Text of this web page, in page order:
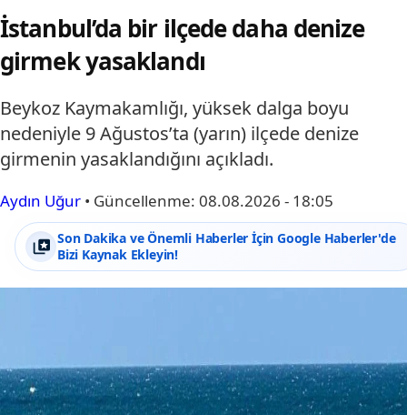
İstanbul’da bir ilçede daha denize
girmek yasaklandı
Beykoz Kaymakamlığı, yüksek dalga boyu
nedeniyle 9 Ağustos’ta (yarın) ilçede denize
girmenin yasaklandığını açıkladı.
Aydın Uğur • Güncellenme: 08.08.2026 - 18:05
Son Dakika ve Önemli Haberler İçin Google Haberler'de
Bizi Kaynak Ekleyin!